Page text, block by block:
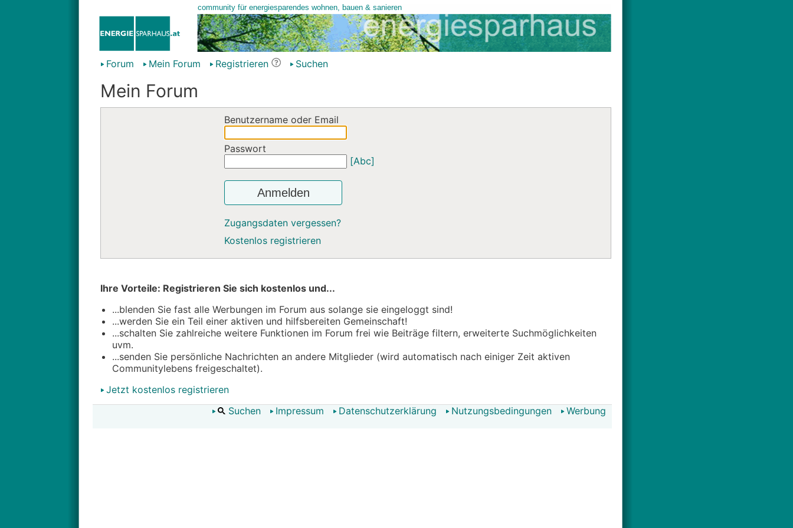
Forum Mein Forum Registrieren Suchen
Mein Forum
Benutzername oder Email
Passwort
[Abc]
Anmelden
Zugangsdaten vergessen?
Kostenlos registrieren
Ihre Vorteile: Registrieren Sie sich kostenlos und...
...blenden Sie fast alle Werbungen im Forum aus solange sie eingeloggt sind!
...werden Sie ein Teil einer aktiven und hilfsbereiten Gemeinschaft!
...schalten Sie zahlreiche weitere Funktionen im Forum frei wie Beiträge filtern, erweiterte Suchmöglichkeiten
uvm.
...senden Sie persönliche Nachrichten an andere Mitglieder (wird automatisch nach einiger Zeit aktiven
Communitylebens freigeschaltet).
Jetzt kostenlos registrieren
Suchen
Impressum Datenschutzerklärung Nutzungsbedingungen Werbung